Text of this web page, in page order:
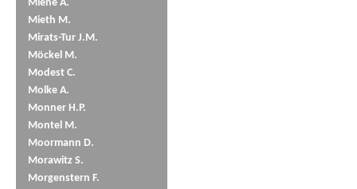
Miene A.
Mieth M.
Mirats-Tur J.M.
Möckel M.
Modest C.
Molke A.
Monner H.P.
Montel M.
Moormann D.
Morawitz S.
Morgenstern F.